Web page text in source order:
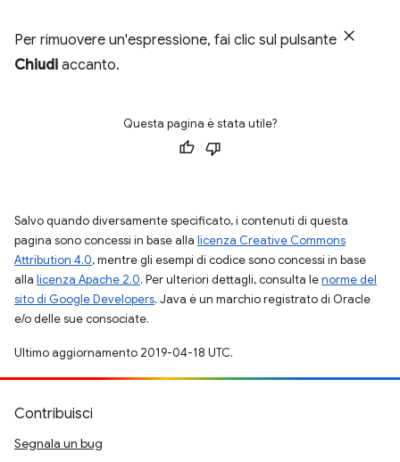
Per rimuovere un'espressione, fai clic sul pulsante
Chiudi accanto.
Questa pagina è stata utile?
Salvo quando diversamente specificato, i contenuti di questa
pagina sono concessi in base alla licenza Creative Commons
Attribution 4.0, mentre gli esempi di codice sono concessi in base
alla licenza Apache 2.0. Per ulteriori dettagli, consulta lenorme del
sito di Google Developers. Java è un marchio registrato di Oracle
e/o delle sue consociate.
Ultimo aggiornamento 2019-04-18 UTC.
Contribuisci
Segnala un bug